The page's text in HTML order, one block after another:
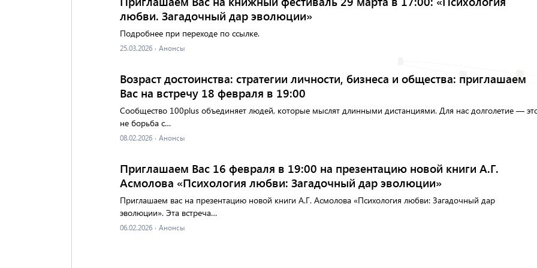
любви. Загадочный дар эволюции»
Подробнее при переходе по ссылке.
25.03.2026 · Анонсы
Возраст достоинства: стратегии личности, бизнеса и общества: приглашаем
Вас на встречу 18 февраля в 19:00
Сообщество 100plus объединяет людей, которые мыслят длинными дистанциями. Для нас долголетие —
не борьба с…
08.02.2026 · Анонсы
Приглашаем Вас 16 февраля в 19:00 на презентацию новой книги А.Г.
Асмолова «Психология любви: Загадочный дар эволюции»
Приглашаем вас на презентацию новой книги А.Г. Асмолова «Психология любви: Загадочный дар
эволюции». Эта встреча…
06.02.2026 · Анонсы